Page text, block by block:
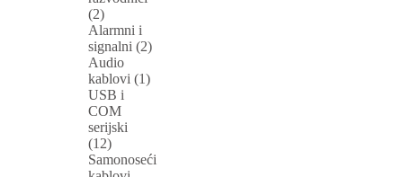
(2)
Alarmni i
signalni (2)
Audio
kablovi (1)
USB i
COM
serijski
(12)
Samonoseći